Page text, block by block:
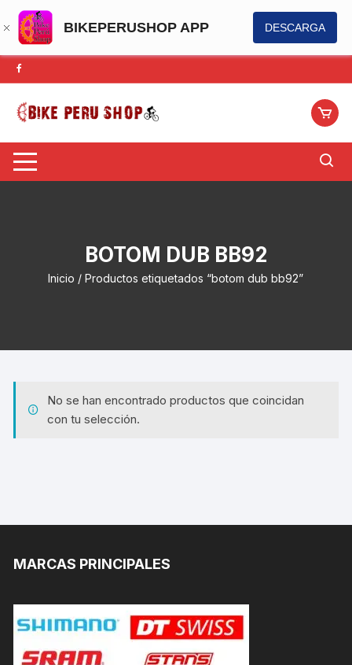
BIKEPERUSHOP APP DESCARGA
Saltar
al
contenido
BOTOM DUB BB92
Inicio / Productos etiquetados “botom dub bb92”
No se han encontrado productos que coincidan
con tu selección.
MARCAS PRINCIPALES